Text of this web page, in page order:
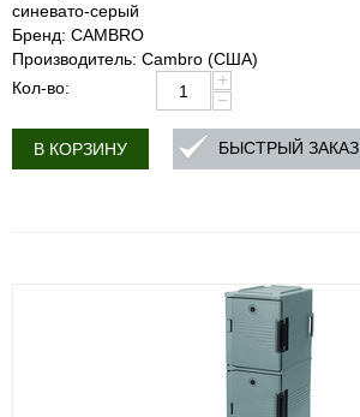
синевато-серый
Бренд: CAMBRO
Производитель: Cambro (США)
Кол-во:
+
−
В КОРЗИНУ БЫСТРЫЙ ЗАКАЗ